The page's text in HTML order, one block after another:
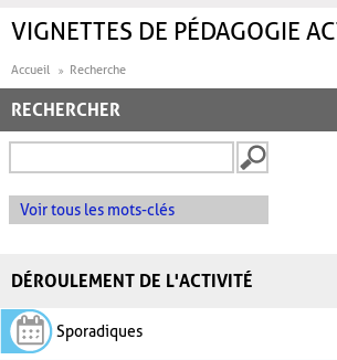
VIGNETTES DE PÉDAGOGIE
Accueil Recherche
RECHERCHER
Voir tous les mots-clés
DÉROULEMENT DE L'ACTIVITÉ
Sporadiques